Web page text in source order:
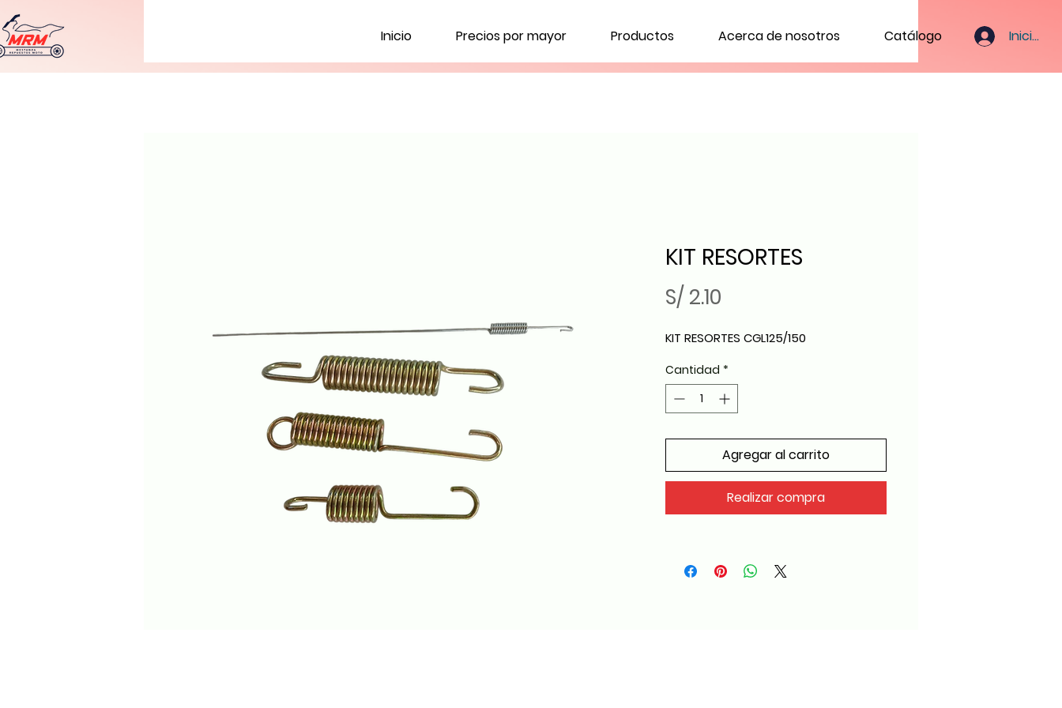
Inicio Precios por mayor Productos Acerca de nosotros Catálogo Iniciar
KIT RESORTES
S/ 2.10
KIT RESORTES CGL125/150
Cantidad *
Agregar al carrito
Realizar compra